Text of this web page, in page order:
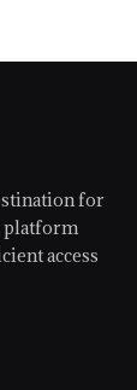
for
platform
access